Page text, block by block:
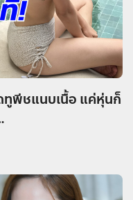
ทูพีชแนบเนื้อ แค่หุ่นก็